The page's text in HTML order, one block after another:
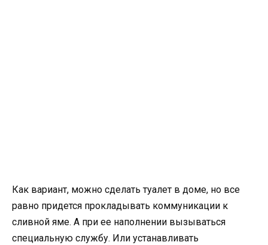
Как вариант, можно сделать туалет в доме, но все
равно придется прокладывать коммуникации к
сливной яме. А при ее наполнении вызываться
специальную службу. Или устанавливать